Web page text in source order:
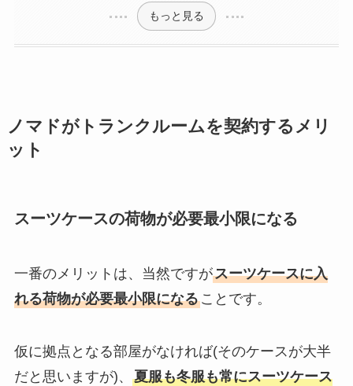
もっと見る
ノマドがトランクルームを契約するメリ
ット
スーツケースの荷物が必要最小限になる
一番のメリットは、当然ですがスーツケースに入
れる荷物が必要最小限になることです。
仮に拠点となる部屋がなければ(そのケースが大半
だと思いますが)、 夏服も冬服も常にスーツケース